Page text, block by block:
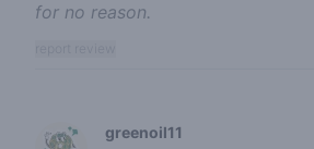
for no reason.
greenoil11